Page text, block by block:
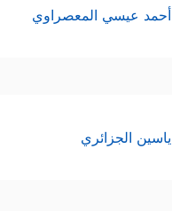
أحمد عيسي المعصراوي
ياسين الجزائري